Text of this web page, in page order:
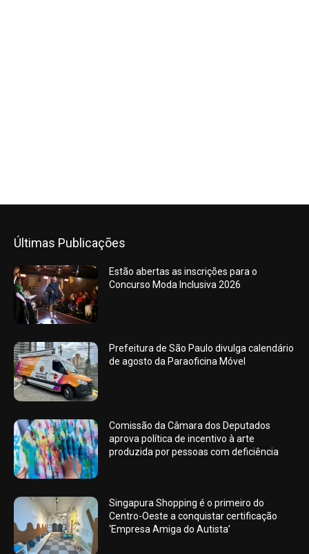
Últimas Publicações
Estão abertas as inscrições para o
Concurso Moda Inclusiva 2026
Prefeitura de São Paulo divulga calendário
de agosto da Paraoficina Móvel
Comissão da Câmara dos Deputados
aprova política de incentivo à arte
produzida por pessoas com deficiência
Singapura Shopping é o primeiro do
Centro-Oeste a conquistar certificação
‘Empresa Amiga do Autista’